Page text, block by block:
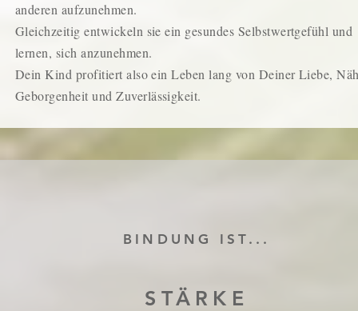
anderen aufzunehmen.
Gleichzeitig entwickeln sie ein gesundes Selbstwertgefühl und
lernen, sich anzunehmen.
Dein Kind profitiert also ein Leben lang von Deiner Liebe,
Geborgenheit und Zuverlässigkeit.
BINDUNG IST...
STÄRKE